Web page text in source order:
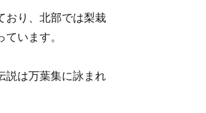
おり、北部では梨栽
います。
説は万葉集に詠まれ